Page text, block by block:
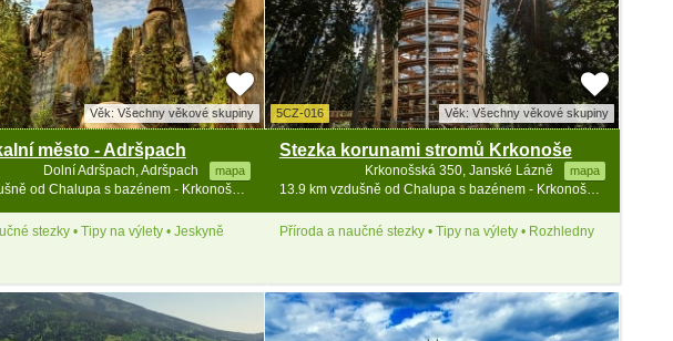
Věk: Všechny věkové skupiny
město - Adršpach
Dolní Adršpach, Adršpach mapa
13.2 km vzdušně od Chalupa s bazénem - Krkonoše a Broumovsko
stezky • Tipy na výlety • Jeskyně
5CZ-016 Věk: Všechny věkové skupiny
Stezka korunami stromů Krkonoše
Krkonošská 350, Janské Lázně mapa
13.9 km vzdušně od Chalupa s bazénem - Krkonoše a Broumovsko
Příroda a naučné stezky • Tipy na výlety • Rozhledny